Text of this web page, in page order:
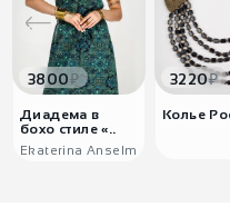
3800₽
Диадема в
бохо стиле «..
Ekaterina Anselm
3220₽
Колье